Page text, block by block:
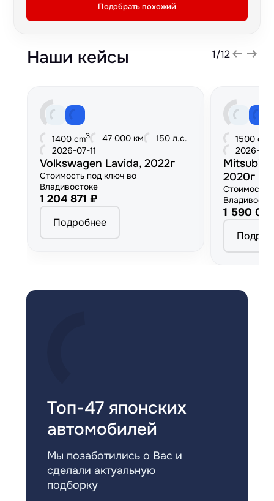
Подобрать похожий
Наши кейсы 1/12
1400 cm3 47 000 км
150 л.с.
2026-07-11
Volkswagen Lavida, 2022г
Стоимость под ключ во
Владивостоке
1 204 871 ₽
Подробнее
1500 cm
2026-
2020г
Стоимость
1 590
Топ-47 японских
автомобилей
Мы позаботились о Вас и
сделали актуальную
подборку